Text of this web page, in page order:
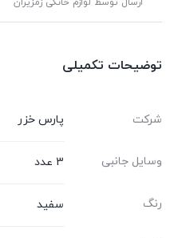
توضیحات تکمیلی
شرکت پارس خزر
وسایل جانبی 3 عدد
رنگ سفید